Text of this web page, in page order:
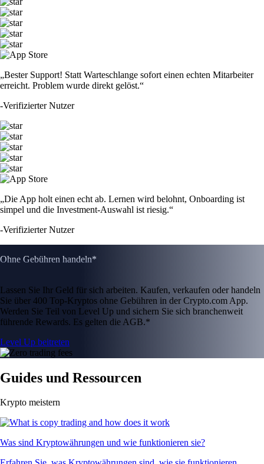
„Bester Support! Statt Warteschlange sofort einen echten Mitarbeiter
erreicht. Problem wurde direkt gelöst.“
-Verifizierter Nutzer
„Die App holt einen echt ab. Lernen wird belohnt, Onboarding ist
simpel und die Investment-Auswahl ist riesig.“
-Verifizierter Nutzer
Ohne Gebühren handeln*
Lassen Sie Ihr Geld für sich arbeiten. Kaufen, verkaufen oder handeln
Sie über 400 Top-Kryptos ohne Gebühren in der Crypto.com App.
Werden Sie Teil von Level Up und sichern Sie sich branchenweit
führende Rewards. Es gelten die AGB.*
Level Up beitreten
Guides und Ressourcen
Krypto meistern
Was sind Kryptowährungen und wie funktionieren sie?